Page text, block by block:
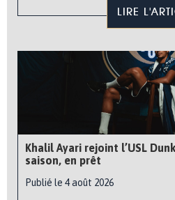
LIRE
Khalil Ayari rejoint l’USL
saison, en prêt
Publié le 4 août 2026